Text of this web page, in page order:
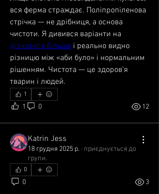
вся ферма страждає. Поліпропіленова
стрічка — не дрібниця, а основа
дізнатися більше і реально видно
різницю між «аби було» і нормальним
рішенням. Чистота — це здоров’я
тварин і людей.
1
1 0 12
Katrin Jess
18 грудня 2025 р. · приєднується до
групи.
0
0 3